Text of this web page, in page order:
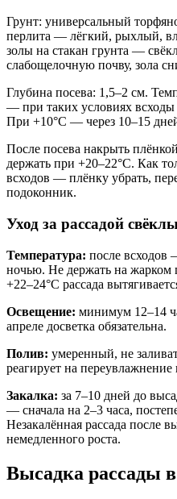
Грунт: универсальный
перлита — лёгкий, рыхлый,
золы на стакан грунта —
слабощелочную почву, зола
Глубина посева: 1,5–2 см.
— при таких условиях всходы
При +10°C — через 10–15
После посева накрыть
держать при +20–22°C. Как
всходов — плёнку убрать,
подоконник.
Уход за рассадой
Температура: после всходов
ночью. Не держать на жарком
+22–24°C рассада
Освещение: минимум 12–14
апреле досветка обязательна.
Полив: умеренный, не
реагирует на переувлажнение
Закалка: за 7–10 дней до
— сначала на 2–3 часа,
Незакалённая рассада после
немедленного роста.
Высадка рассады